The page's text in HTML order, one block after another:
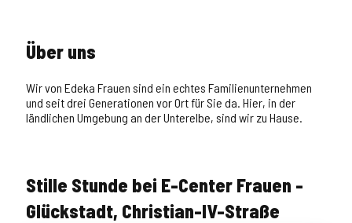
Über uns
Wir von Edeka Frauen sind ein echtes Familienunternehmen
und seit drei Generationen vor Ort für Sie da. Hier, in der
ländlichen Umgebung an der Unterelbe, sind wir zu Hause.
Stille Stunde bei E-Center Frauen -
Glückstadt, Christian-IV-Straße